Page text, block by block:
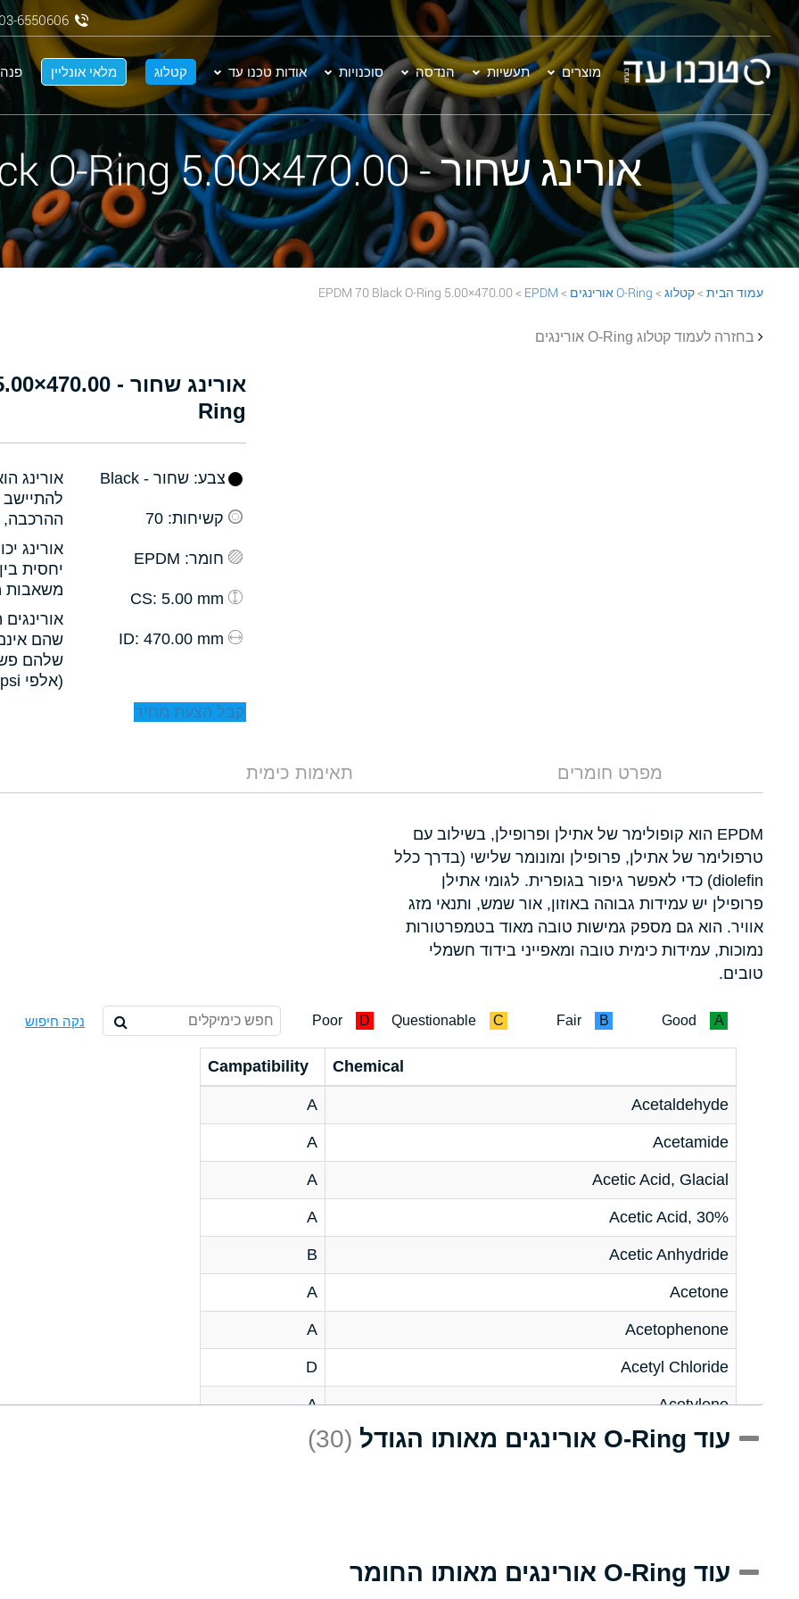
מוצרים תעשיות הנדסה סוכנויות אודות טכנו עד קטלוג מלאי אונליין פנה
03-6550606
אורינג שחור - 470.00×5.00 EPDM 70 Black O-Ring
עמוד הבית >קטלוג > O-Ring אורינגים >
EPDM
> 470.00×5.00 EPDM 70 Black O-Ring
בחזרה לעמוד קטלוג O-Ring אורינגים
Ring
אורינג
להתיישב
ההרכבה,
אורינג
יחסית
משאבות
שהם
שלהם
(אלפי psi).
צבע: שחור - Black
קשיחות: 70
חומר: EPDM
: 5.00 mm
: 470.00 mm
קבל הצעת מחיר
מפרט חומרים תאימות כימית
EPDM הוא קופולימר של אתילן ופרופילן, בשילוב עם
טרפולימר של אתילן, פרופילן ומונומר שלישי (בדרך כלל
diolefin) כדי לאפשר גיפור בגופרית. לגומי אתילן
פרופילן יש עמידות גבוהה באוזון, אור שמש, ותנאי מזג
אוויר. הוא גם מספק גמישות טובה מאוד בטמפרטורות
נמוכות, עמידות כימית טובה ומאפייני בידוד חשמלי
טובים.
A
Good
B
Fair
C
Questionable
D
Poor נקה חיפוש
Chemical
Campatibility
Acetaldehyde
A
Acetamide
A
Acetic Acid, Glacial
A
Acetic Acid, 30%
A
Acetic Anhydride
B
Acetone
A
Acetophenone
A
Acetyl Chloride
D
Acetylene
A
Acrlylonitrile
D
Aluminum Acetate (Aqueous)
עוד O-Ring אורינגים מאותו הגודל (30)
עוד O-Ring אורינגים מאותו החומר